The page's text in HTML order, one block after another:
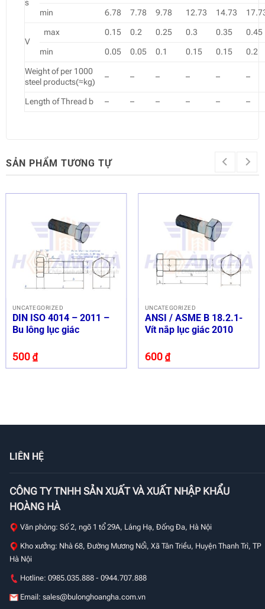
s
min
6.78 7.78 9.78 12.73 14.73
V
max 0.15 0.2 0.25 0.3 0.35
0.45
min
0.05 0.05 0.1 0.15 0.15
0.2
Weight of per 1000
steel products(≈kg)
– – – – – –
Length of Thread b – – – – – –
SẢN PHẨM TƯƠNG TỰ
UNCATEGORIZED
DIN ISO 4014 – 2011 –
Bu lông lục giác
500 ₫
UNCATEGORIZED
ANSI / ASME B 18.2.1-
Vít nắp lục giác 2010
600 ₫
LIÊN HỆ
CÔNG TY TNHH SẢN XUẤT VÀ XUẤT NHẬP KHẨU
HOÀNG HÀ
Văn phòng: Số 2, ngõ 1 tổ 29A, Láng Hạ, Đống Đa, Hà Nội
Kho xưởng: Nhà 68, Đường Mương Nổi, Xã Tân Triều, Huyện Thanh Trì, TP
Hà Nội
Hotline: 0985.035.888 - 0944.707.888
Email: sales@bulonghoangha.com.vn